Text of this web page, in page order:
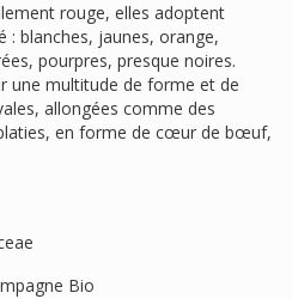
rouge, elles adoptent
blanches, jaunes, orange,
pourpres, presque noires.
une multitude de forme et de
allongées comme des
en forme de cœur de bœuf,
Bio